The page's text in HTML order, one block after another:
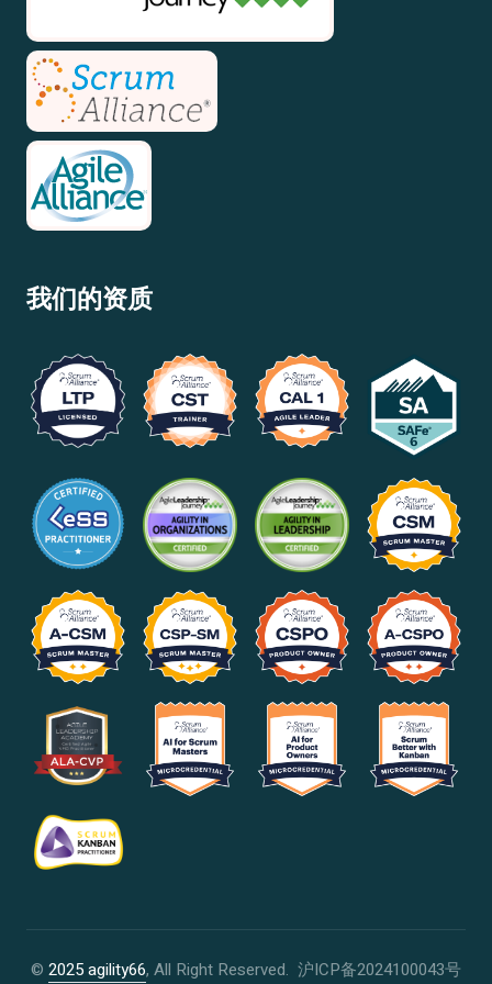
我们的资质
© 2025 agility66, All Right Reserved. 沪ICP备2024100043号